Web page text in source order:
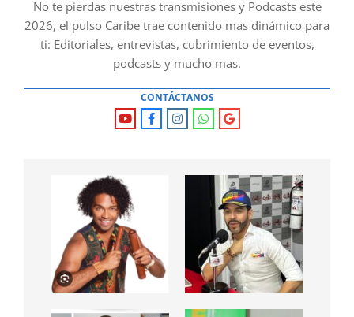
No te pierdas nuestras transmisiones y Podcasts este
2026, el pulso Caribe trae contenido mas dinámico para
ti: Editoriales, entrevistas, cubrimiento de eventos,
podcasts y mucho mas.
CONTÁCTANOS